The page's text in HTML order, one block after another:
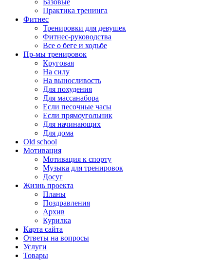
Базовые
Практика тренинга
Фитнес
Тренировки для девушек
Фитнес-руководства
Все о беге и ходьбе
Пр-мы тренировок
Круговая
На силу
На выносливость
Для похудения
Для массанабора
Если песочные часы
Если прямоугольник
Для начинающих
Для дома
Old school
Мотивация
Мотивация к спорту
Музыка для тренировок
Досуг
Жизнь проекта
Планы
Поздравления
Архив
Курилка
Карта сайта
Ответы на вопросы
Услуги
Товары